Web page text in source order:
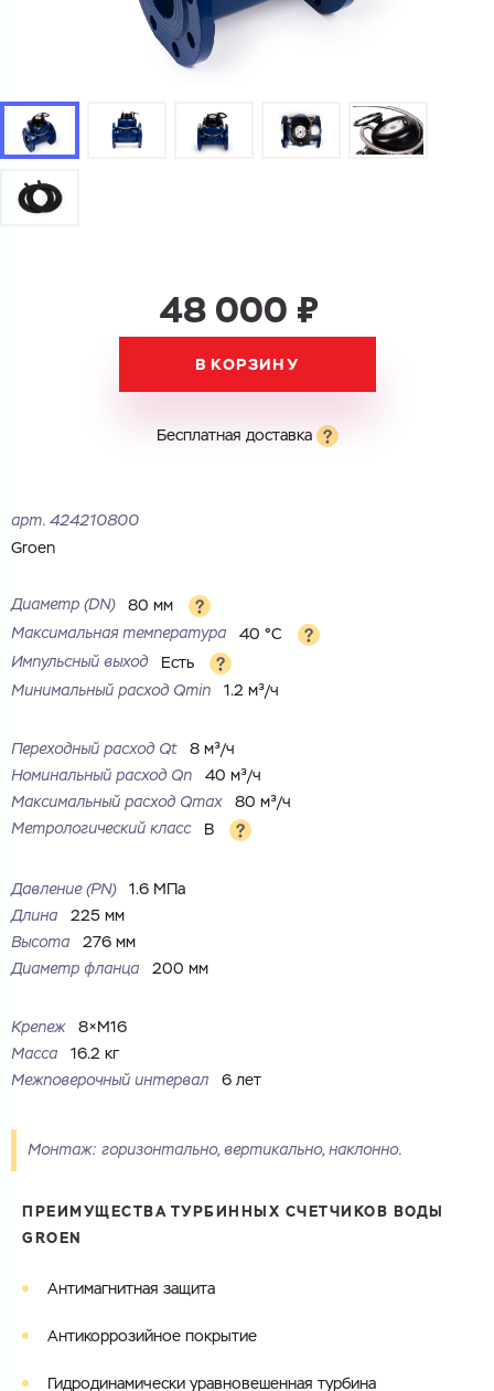
Купить как физ. лицо
Номер телефона
Ваш запрос
Перечислите товары, которые вас интересуют
и укажите какую информацию вы хотите по ним
получить. Мы свяжемся с вами в ближайшее время.
Номер телефона
Город
48 000 ₽
В КОРЗИНУ
Бесплатная доставка
арт. 424210800
Groen
Диаметр (DN)
80 мм
Максимальная температура
40 °С
Импульсный выход
Есть
Минимальный расход Qmin
1.2 м³/ч
Переходный расход Qt
8 м³/ч
Номинальный расход Qn
40 м³/ч
Максимальный расход Qmax
80 м³/ч
Метрологический класс
B
Давление (PN)
1.6 МПа
Длина
225 мм
Высота
276 мм
Диаметр фланца
200 мм
Крепеж
8×M16
Масса
16.2 кг
Межповерочный интервал
6 лет
Монтаж: горизонтально, вертикально, наклонно.
ПРЕИМУЩЕСТВА ТУРБИННЫХ СЧЕТЧИКОВ ВОДЫ
GROEN
Антимагнитная защита
Антикоррозийное покрытие
Гидродинамически уравновешенная турбина